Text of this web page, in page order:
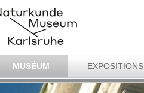
MUSÉUM EXPOSITIONS